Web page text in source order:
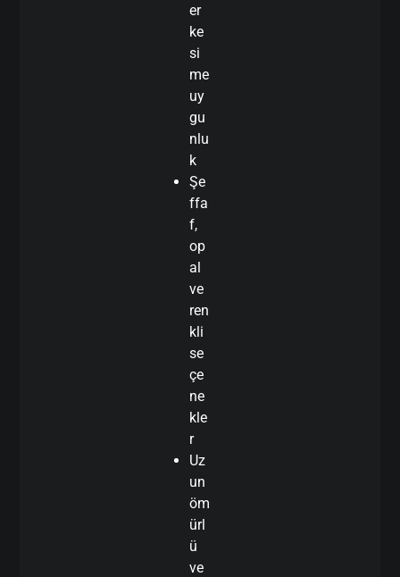
er
ke
si
me
uy
gu
nlu
k
Şe
ffa
f,
op
al
ve
ren
kli
se
çe
ne
kle
r
Uz
un
öm
ürl
ü
ve